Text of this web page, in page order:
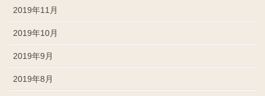
2019年11月
2019年10月
2019年9月
2019年8月